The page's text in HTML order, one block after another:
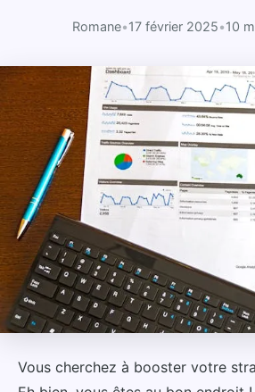
Romane•17 février 2025•10
Vous cherchez à booster votre